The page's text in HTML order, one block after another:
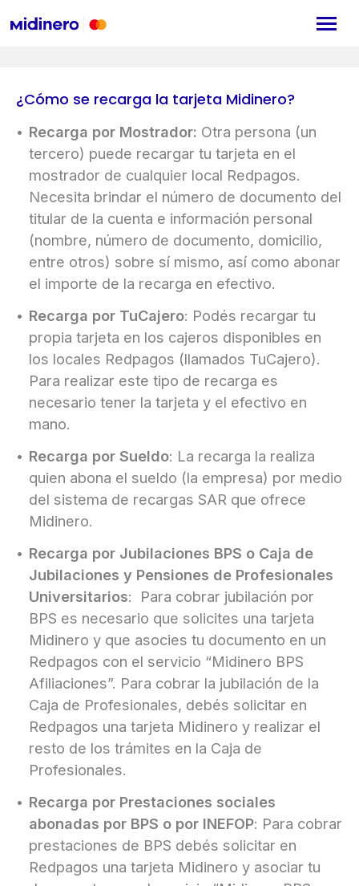
¿Cómo se recarga la tarjeta Midinero?
Recarga por Mostrador: Otra persona (un
tercero) puede recargar tu tarjeta en el
mostrador de cualquier local Redpagos.
Necesita brindar el número de documento del
titular de la cuenta e información personal
(nombre, número de documento, domicilio,
entre otros) sobre sí mismo, así como abonar
el importe de la recarga en efectivo.
Recarga por TuCajero: Podés recargar tu
propia tarjeta en los cajeros disponibles en
los locales Redpagos (llamados TuCajero).
Para realizar este tipo de recarga es
necesario tener la tarjeta y el efectivo en
mano.
Recarga por Sueldo: La recarga la realiza
quien abona el sueldo (la empresa) por medio
del sistema de recargas SAR que ofrece
Midinero.
Recarga por Jubilaciones BPS o Caja de
Jubilaciones y Pensiones de Profesionales
Universitarios: Para cobrar jubilación por
BPS es necesario que solicites una tarjeta
Midinero y que asocies tu documento en un
Redpagos con el servicio “Midinero BPS
Afiliaciones”. Para cobrar la jubilación de la
Caja de Profesionales, debés solicitar en
Redpagos una tarjeta Midinero y realizar el
resto de los trámites en la Caja de
Profesionales.
Recarga por Prestaciones sociales
abonadas por BPS o por INEFOP: Para cobrar
prestaciones de BPS debés solicitar en
Redpagos una tarjeta Midinero y asociar tu